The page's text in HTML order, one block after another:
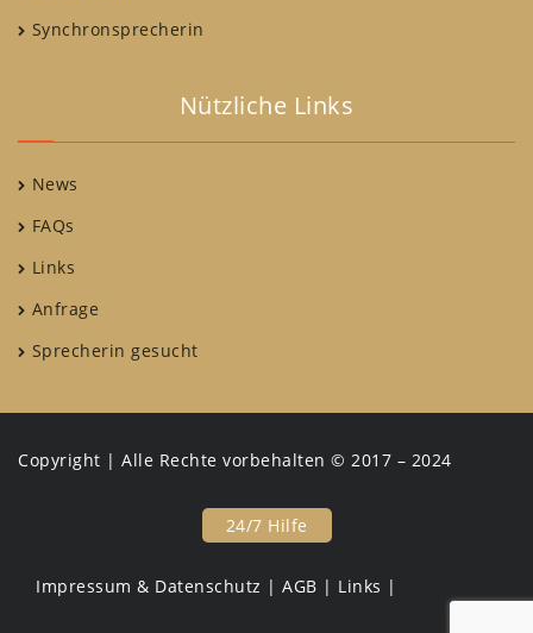
Synchronsprecherin
Nützliche Links
News
FAQs
Links
Anfrage
Sprecherin gesucht
Copyright | Alle Rechte vorbehalten © 2017 – 2024
24/7 Hilfe
Impressum & Datenschutz | AGB | Links |